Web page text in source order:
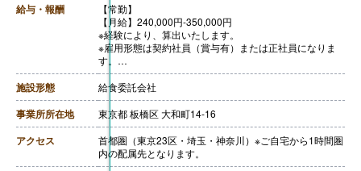
給与・報酬
【常勤】
【月給】240,000円-350,000円
※経験により、算出いたします。
※雇用形態は契約社員（賞与有）または正社員になりま
す。
※モデル年収
・管理栄養士・栄養士で未経験の場合
年収3,000,000円-
・調理師病院調理経験3年程度の場合
年収3,500,000円-4,000,000円
ご面接を通して雇用形態を検討します。
【賞与】年2回（1.0-2.0ヶ月分 ※前年度実績、経験によ
る）
施設形態 給食委託会社
事業所所在地 東京都 板橋区 大和町14-16
アクセス
首都圏（東京23区・埼玉・神奈川）※ご自宅から1時間圏
内の配属先となります。